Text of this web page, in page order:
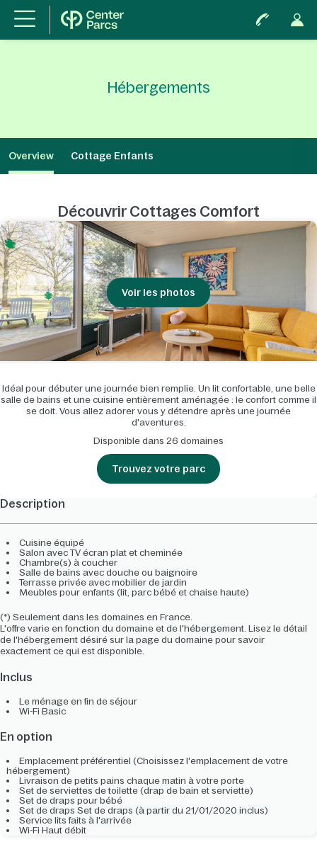
Hébergements
Overview Cottage Enfants
Découvrir Cottages Comfort
Idéal pour débuter une journée bien remplie. Un lit confortable, une belle
salle de bains et une cuisine entièrement aménagée : le confort comme il
se doit. Vous allez adorer vous y détendre après une journée
d'aventures.
Disponible dans 26 domaines
Trouvez votre parc
Voir les photos
Description
Cuisine équipé
Salon avec TV écran plat et cheminée
Chambre(s) à coucher
Salle de bains avec douche ou baignoire
Terrasse privée avec mobilier de jardin
Meubles pour enfants (lit, parc bébé et chaise haute)
(*) Seulement dans les domaines en France.
L'offre varie en fonction du domaine et de l'hébergement. Lisez le détail
de l'hébergement désiré sur la page du domaine pour savoir
exactement ce qui est disponible.
Inclus
Le ménage en fin de séjour
Wi-Fi Basic
En option
Emplacement préférentiel (Choisissez l'emplacement de votre
hébergement)
Livraison de petits pains chaque matin à votre porte
Set de serviettes de toilette (drap de bain et serviette)
Set de draps pour bébé
Set de draps Set de draps (à partir du 21/01/2020 inclus)
Service lits faits à l'arrivée
Wi-Fi Haut débit